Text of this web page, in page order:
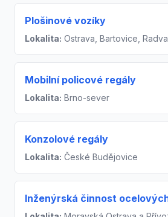
Plošinové vozíky
Lokalita: Ostrava, Bartovice,
Mobilní policové regály
Lokalita: Brno-sever
Konzolové regály
Lokalita: České Budějovice
Inženýrská činnost